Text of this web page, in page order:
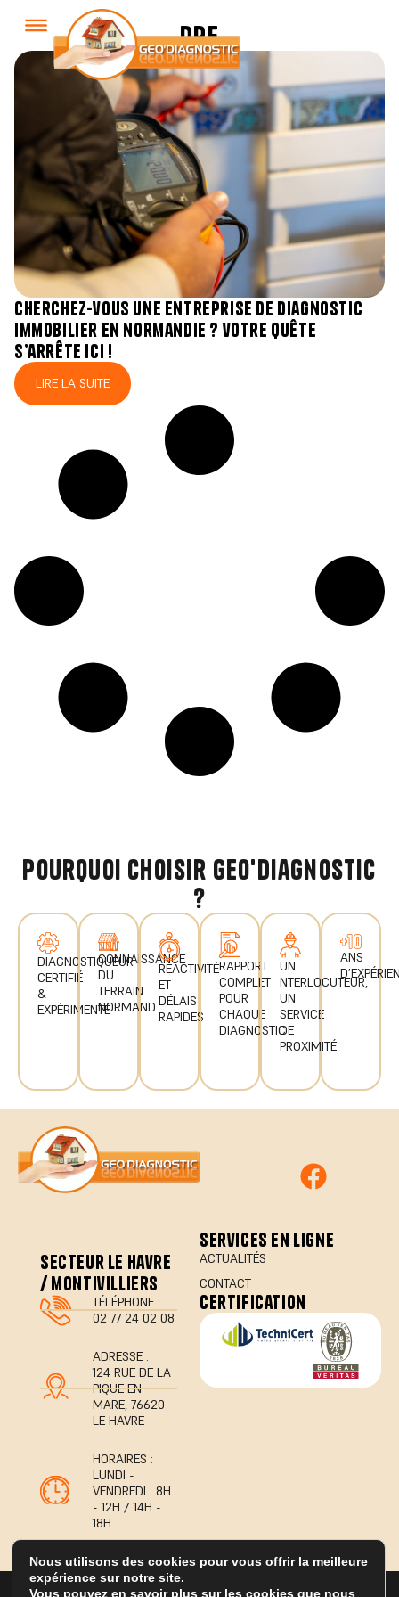
dpe
cherchez-vous une entreprise de diagnostic
immobilier en normandie ? votre quête
s’arrête ici !
LIRE LA SUITE
pourquoi choisir geo'diagnostic
?
DIAGNOSTIQUEUR
CERTIFIÉ
&
EXPÉRIMENTÉ
CONNAISSANCE
DU
TERRAIN
NORMAND
RÉACTIVITÉ
ET
DÉLAIS
RAPIDES
RAPPORT
COMPLET
POUR
CHAQUE
DIAGNOSTIC
UN
NTERLOCUTEUR,
UN
SERVICE
DE
PROXIMITÉ
ANS
secteur le havre
/ montivilliers
TÉLÉPHONE :
02 77 24 02 08
ADRESSE :
124 RUE DE LA
PIQUE EN
MARE, 76620
LE HAVRE
HORAIRES :
LUNDI -
VENDREDI : 8H
- 12H / 14H -
18H
services en ligne
ACTUALITÉS
CONTACT
certification
© 2026 Tous droits réservés Geo'Diagnostic
Nous utilisons des cookies pour vous offrir la meilleure
expérience sur notre site.
Vous pouvez en savoir plus sur les cookies que nous